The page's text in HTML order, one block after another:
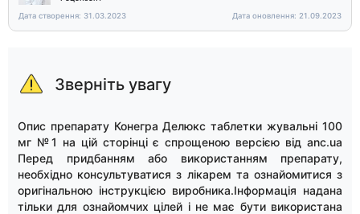
Дата створення: 31.03.2023
Дата оновлення: 21.09.2023
Зверніть увагу
Опис препарату Конегра Делюкс таблетки жувальні 100
мг №1 на цій сторінці є спрощеною версією від anc.ua
Перед придбанням або використанням препарату,
необхідно консультуватися з лікарем та ознайомитися з
оригінальною інструкцією виробника.Інформація надана
тільки для ознайомчих цілей і не має бути використана